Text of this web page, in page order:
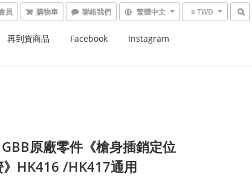
員 購物車 繁體中文 $ TWD
再到貨商品 Facebook Instagram
原廠零件《槍身插銷定位
》HK416 /HK417通用